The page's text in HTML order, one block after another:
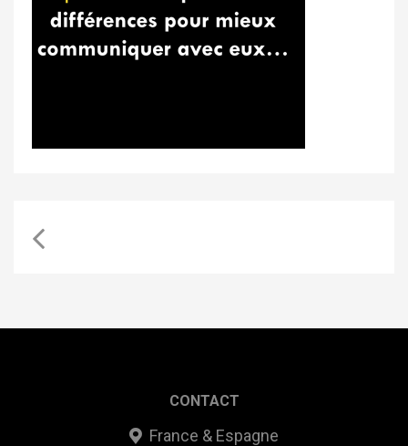
CONTACT
France & Espagne